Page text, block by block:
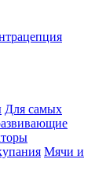
Для самых
Мячи и